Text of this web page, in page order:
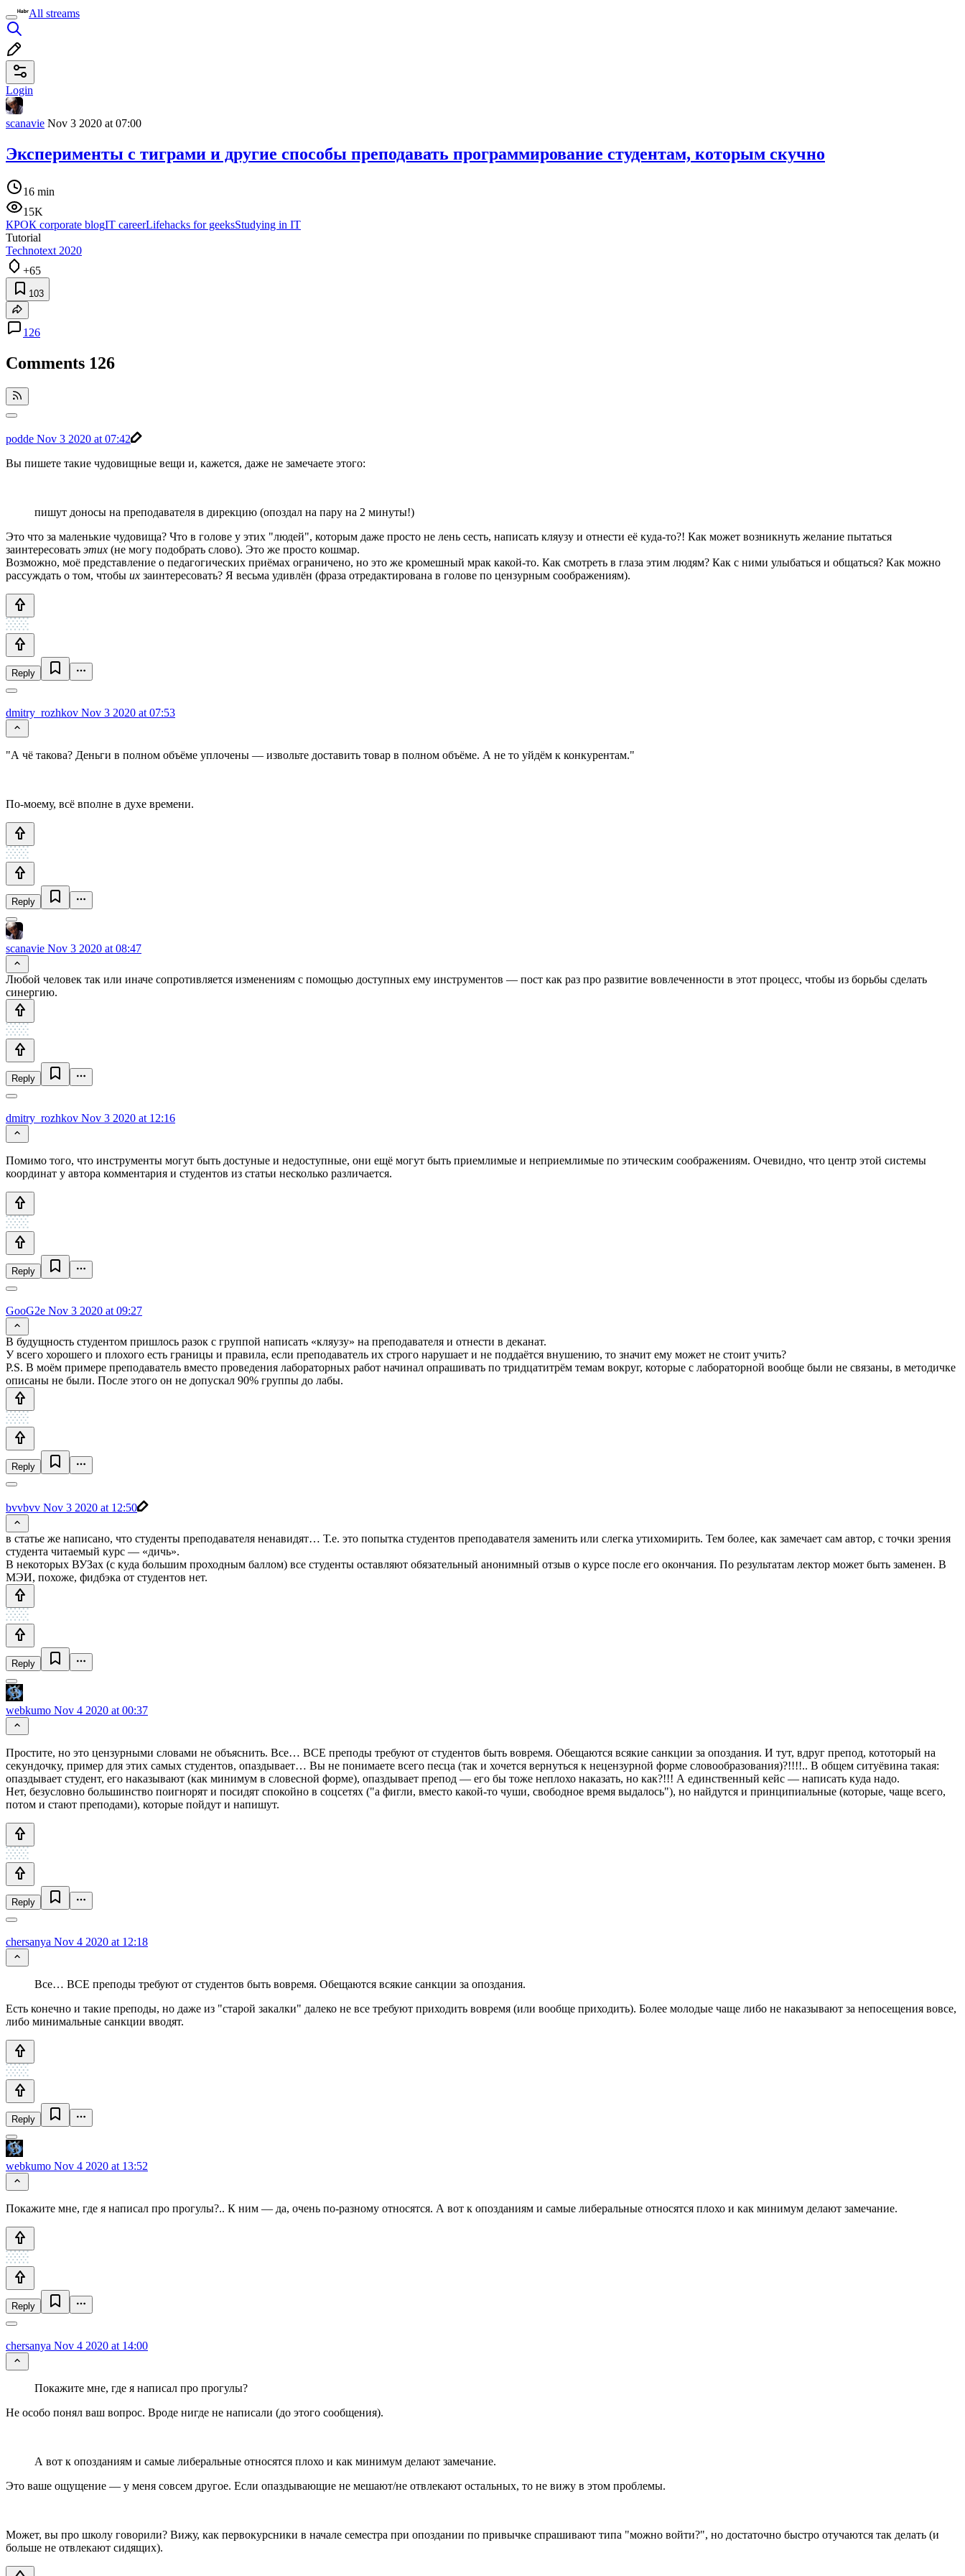
All streams
Login
scanavie Nov 3 2020 at 07:00
Эксперименты с тиграми и другие способы преподавать программирование студентам, которым скучно
16 min
15K
КРОК corporate blogIT careerLifehacks for geeksStudying in IT
Tutorial
Technotext 2020
+65
103
126
Comments 126
podde Nov 3 2020 at 07:42
Вы пишете такие чудовищные вещи и, кажется, даже не замечаете этого:
пишут доносы на преподавателя в дирекцию (опоздал на пару на 2 минуты!)
Это что за маленькие чудовища? Что в голове у этих "людей", которым даже просто не лень сесть, написать кляузу и отнести её куда-то?! Как может возникнуть желание пытаться
заинтересовать этих (не могу подобрать слово). Это же просто кошмар.
Возможно, моё представление о педагогических приёмах ограничено, но это же кромешный мрак какой-то. Как смотреть в глаза этим людям? Как с ними улыбаться и общаться? Как можно
рассуждать о том, чтобы их заинтересовать? Я весьма удивлён (фраза отредактирована в голове по цензурным соображениям).
Reply
dmitry_rozhkov Nov 3 2020 at 07:53
"А чё такова? Деньги в полном объёме уплочены — извольте доставить товар в полном объёме. А не то уйдём к конкурентам."
По-моему, всё вполне в духе времени.
Reply
scanavie Nov 3 2020 at 08:47
Любой человек так или иначе сопротивляется изменениям с помощью доступных ему инструментов — пост как раз про развитие вовлеченности в этот процесс, чтобы из борьбы сделать
синергию.
Reply
dmitry_rozhkov Nov 3 2020 at 12:16
Помимо того, что инструменты могут быть достуные и недоступные, они ещё могут быть приемлимые и неприемлимые по этическим соображениям. Очевидно, что центр этой системы
координат у автора комментария и студентов из статьи несколько различается.
Reply
GooG2e Nov 3 2020 at 09:27
В будущность студентом пришлось разок с группой написать «кляузу» на преподавателя и отнести в деканат.
У всего хорошего и плохого есть границы и правила, если преподаватель их строго нарушает и не поддаётся внушению, то значит ему может не стоит учить?
P.S. В моём примере преподаватель вместо проведения лабораторных работ начинал опрашивать по тридцатитрём темам вокруг, которые с лабораторной вообще были не связаны, в методичке
описаны не были. После этого он не допускал 90% группы до лабы.
Reply
bvvbvv Nov 3 2020 at 12:50
в статье же написано, что студенты преподавателя ненавидят… Т.е. это попытка студентов преподавателя заменить или слегка утихомирить. Тем более, как замечает сам автор, с точки зрения
студента читаемый курс — «дичь».
В некоторых ВУЗах (с куда большим проходным баллом) все студенты оставляют обязательный анонимный отзыв о курсе после его окончания. По результатам лектор может быть заменен. В
МЭИ, похоже, фидбэка от студентов нет.
Reply
webkumo Nov 4 2020 at 00:37
Простите, но это цензурными словами не объяснить. Все… ВСЕ преподы требуют от студентов быть вовремя. Обещаются всякие санкции за опоздания. И тут, вдруг препод, кототорый на
секундочку, пример для этих самых студентов, опаздывает… Вы не понимаете всего песца (так и хочется вернуться к нецензурной форме словообразования)?!!!!.. В общем ситуёвина такая:
опаздывает студент, его наказывают (как минимум в словесной форме), опаздывает препод — его бы тоже неплохо наказать, но как?!!! А единственный кейс — написать куда надо.
Нет, безусловно большинство поигнорят и посидят спокойно в соцсетях ("а фигли, вместо какой-то чуши, свободное время выдалось"), но найдутся и принципиальные (которые, чаще всего,
потом и стают преподами), которые пойдут и напишут.
Reply
chersanya Nov 4 2020 at 12:18
Все… ВСЕ преподы требуют от студентов быть вовремя. Обещаются всякие санкции за опоздания.
Есть конечно и такие преподы, но даже из "старой закалки" далеко не все требуют приходить вовремя (или вообще приходить). Более молодые чаще либо не наказывают за непосещения вовсе,
либо минимальные санкции вводят.
Reply
webkumo Nov 4 2020 at 13:52
Покажите мне, где я написал про прогулы?.. К ним — да, очень по-разному относятся. А вот к опозданиям и самые либеральные относятся плохо и как минимум делают замечание.
Reply
chersanya Nov 4 2020 at 14:00
Покажите мне, где я написал про прогулы?
Не особо понял ваш вопрос. Вроде нигде не написали (до этого сообщения).
А вот к опозданиям и самые либеральные относятся плохо и как минимум делают замечание.
Это ваше ощущение — у меня совсем другое. Если опаздывающие не мешают/не отвлекают остальных, то не вижу в этом проблемы.
Может, вы про школу говорили? Вижу, как первокурсники в начале семестра при опоздании по привычке спрашивают типа "можно войти?", но достаточно быстро отучаются так делать (и
больше не отвлекают сидящих).